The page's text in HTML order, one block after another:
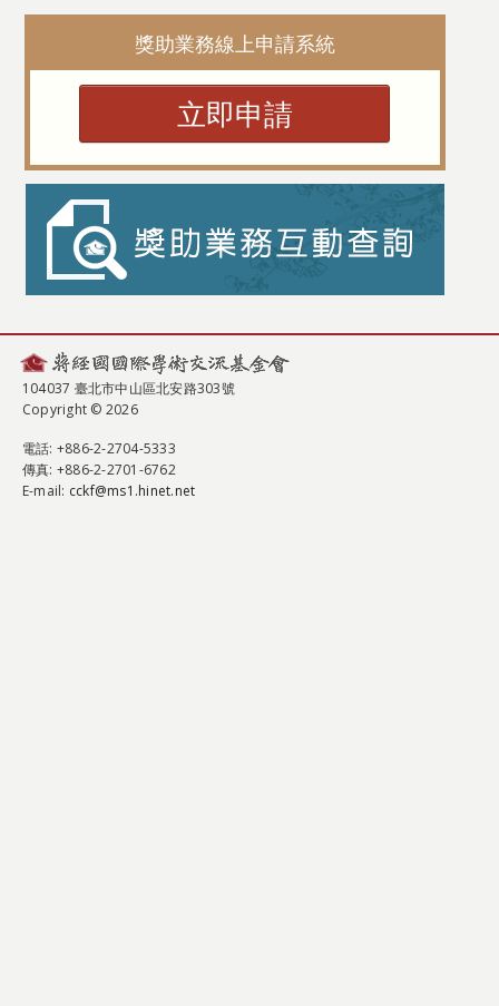
獎助業務線上申請系統
立即申請
104037 臺北市中山區北安路303號
Copyright © 2026
電話: +886-2-2704-5333
傳真: +886-2-2701-6762
E-mail: cckf@ms1.hinet.net